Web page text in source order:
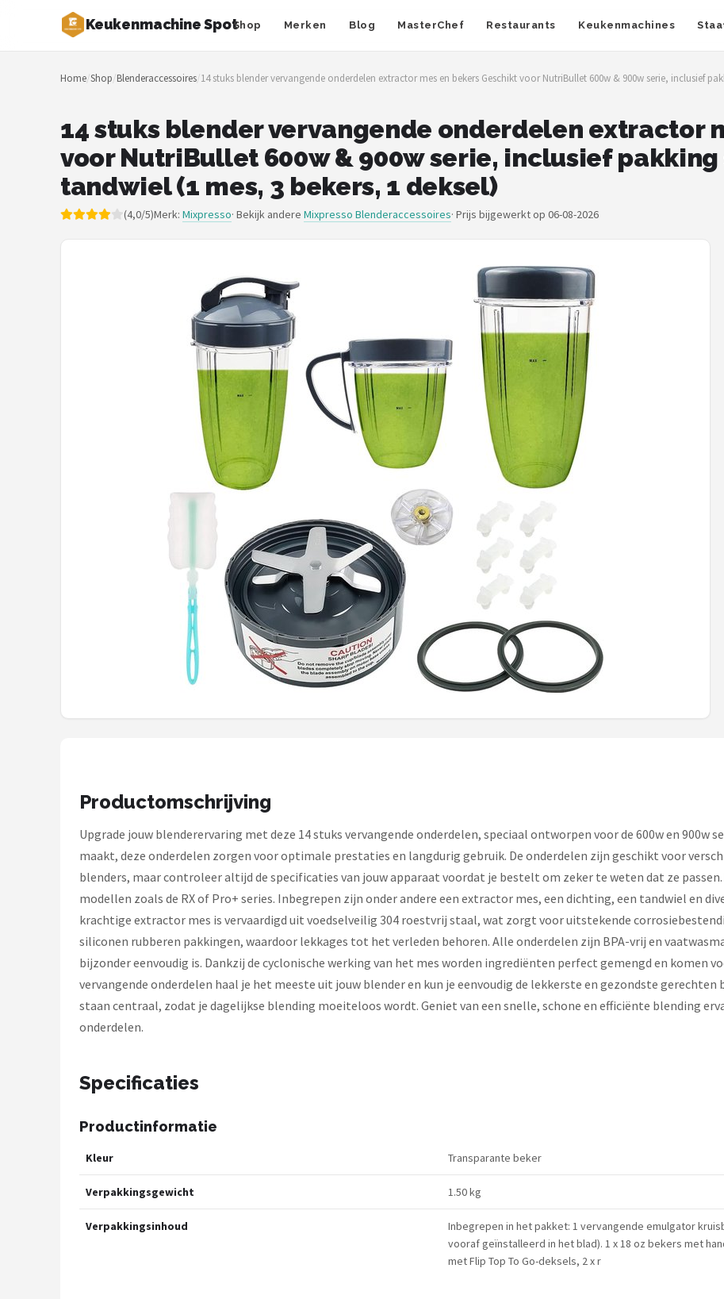
Keukenmachine SpotShop Merken Blog MasterChef Restaurants Keukenmachines
Zoeken
NAVIGATIE
Merken
Bartscher
KitchenBrothers
Alle merken →
Home/Shop/Blenderaccessoires/14 stuks blender vervangende onderdelen extractor mes en bekers Geschikt voor NutriBullet 600w & 900w serie, inclusief
14 stuks blender vervangende onderdelen extractor
voor NutriBullet 600w & 900w serie, inclusief
tandwiel (1 mes, 3 bekers, 1 deksel)
(4,0/5)Merk: Mixpresso· Bekijk andere Mixpresso Blenderaccessoires· Prijs bijgewerkt op 06-08-2026
Productomschrijving
Upgrade jouw blenderervaring met deze 14 stuks vervangende onderdelen, speciaal ontworpen voor de 600w en 900w
maakt, deze onderdelen zorgen voor optimale prestaties en langdurig gebruik. De onderdelen zijn geschikt voor
blenders, maar controleer altijd de specificaties van jouw apparaat voordat je bestelt om zeker te weten dat ze
modellen zoals de RX of Pro+ series. Inbegrepen zijn onder andere een extractor mes, een dichting, een tandwiel en
krachtige extractor mes is vervaardigd uit voedselveilig 304 roestvrij staal, wat zorgt voor uitstekende
siliconen rubberen pakkingen, waardoor lekkages tot het verleden behoren. Alle onderdelen zijn BPA-vrij en
bijzonder eenvoudig is. Dankzij de cyclonische werking van het mes worden ingrediënten perfect gemengd en komen
vervangende onderdelen haal je het meeste uit jouw blender en kun je eenvoudig de lekkerste en gezondste
staan centraal, zodat je dagelijkse blending moeiteloos wordt. Geniet van een snelle, schone en efficiënte blending
onderdelen.
Specificaties
Productinformatie
Kleur Transparante beker
Verpakkingsgewicht 1.50 kg
Verpakkingsinhoud
Inbegrepen in het pakket: 1 vervangende emulgator
vooraf geïnstalleerd in het blad). 1 x 18 oz bekers met
met Flip Top To Go-deksels, 2 x r